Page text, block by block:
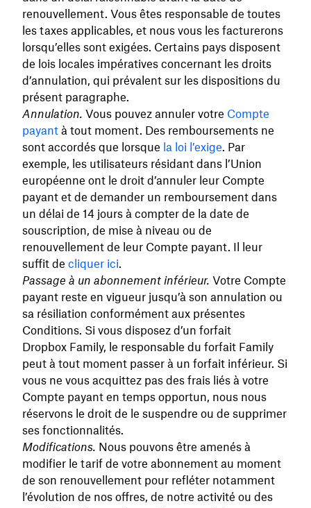
renouvellement. Vous êtes responsable de toutes
les taxes applicables, et nous vous les facturerons
lorsqu’elles sont exigées. Certains pays disposent
de lois locales impératives concernant les droits
d’annulation, qui prévalent sur les dispositions du
présent paragraphe.
Annulation. Vous pouvez annuler votre Compte
payant à tout moment. Des remboursements ne
sont accordés que lorsque la loi l’exige. Par
exemple, les utilisateurs résidant dans l’Union
européenne ont le droit d’annuler leur Compte
payant et de demander un remboursement dans
un délai de 14 jours à compter de la date de
souscription, de mise à niveau ou de
renouvellement de leur Compte payant. Il leur
suffit de cliquer ici.
Passage à un abonnement inférieur. Votre Compte
payant reste en vigueur jusqu’à son annulation ou
sa résiliation conformément aux présentes
Conditions. Si vous disposez d’un forfait
Dropbox Family, le responsable du forfait Family
peut à tout moment passer à un forfait inférieur. Si
vous ne vous acquittez pas des frais liés à votre
Compte payant en temps opportun, nous nous
réservons le droit de le suspendre ou de supprimer
ses fonctionnalités.
Modifications. Nous pouvons être amenés à
modifier le tarif de votre abonnement au moment
de son renouvellement pour refléter notamment
l’évolution de nos offres, de notre activité ou des